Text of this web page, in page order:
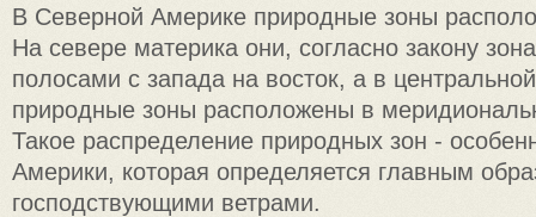
В Северной Америке природные зоны
На севере материка они, согласно закону
полосами с запада на восток, а в
природные зоны расположены в
Такое распределение природных зон -
Америки, которая определяется главным
господствующими ветрами.